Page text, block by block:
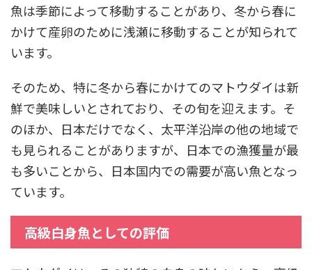
魚は季節によって移動することがあり、冬から春に
かけて産卵のために浅瀬に移動することが知られて
います。
そのため、特に冬から春にかけてのマトウダイは新
鮮で美味しいとされており、その旬を迎えます。そ
のほか、日本だけでなく、太平洋沿岸の他の地域で
も見られることがありますが、日本での漁獲量が最
も多いことから、日本国内での需要が高い魚となっ
ています。
高級白身魚としての評価